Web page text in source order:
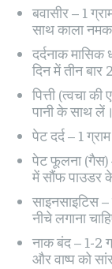
बवासीर – 1
साथ काला
दर्दनाक मासिक
दिन में तीन
पित्ती (त्वचा
पानी के साथ लें।
पेट दर्द – 1
पेट फूलना (गैस)
में सौंफ पाउडर
साइनसाइटिस
नीचे लगाना
नाक बंद – 1-2
और वाष्प को